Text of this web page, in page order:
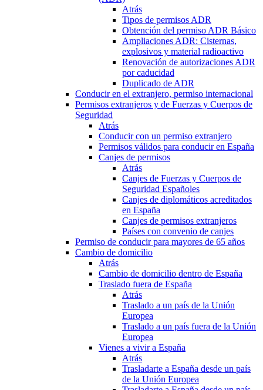
Atrás
Tipos de permisos ADR
Obtención del permiso ADR Básico
Ampliaciones ADR: Cisternas,
explosivos y material radioactivo
Renovación de autorizaciones ADR
por caducidad
Duplicado de ADR
Conducir en el extranjero, permiso internacional
Permisos extranjeros y de Fuerzas y Cuerpos de
Seguridad
Atrás
Conducir con un permiso extranjero
Permisos válidos para conducir en España
Canjes de permisos
Atrás
Canjes de Fuerzas y Cuerpos de
Seguridad Españoles
Canjes de diplomáticos acreditados
en España
Canjes de permisos extranjeros
Países con convenio de canjes
Permiso de conducir para mayores de 65 años
Cambio de domicilio
Atrás
Cambio de domicilio dentro de España
Traslado fuera de España
Atrás
Traslado a un país de la Unión
Europea
Traslado a un país fuera de la Unión
Europea
Vienes a vivir a España
Atrás
Trasladarte a España desde un país
de la Unión Europea